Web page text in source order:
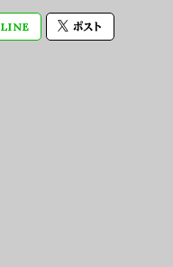
LINE ポスト